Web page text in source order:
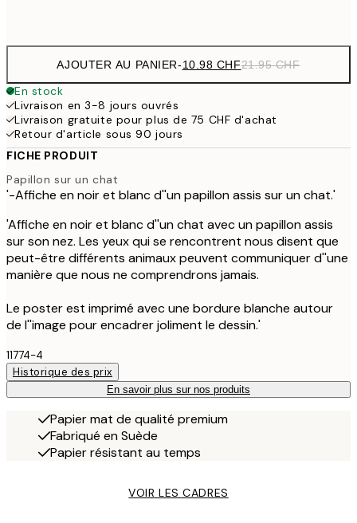
AJOUTER AU PANIER-10.98 CHF21.95 CHF
En stock
Livraison en 3-8 jours ouvrés
Livraison gratuite pour plus de 75 CHF d'achat
Retour d'article sous 90 jours
FICHE PRODUIT
Papillon sur un chat
'-Affiche en noir et blanc d''un papillon assis sur un chat.'
'Affiche en noir et blanc d''un chat avec un papillon assis
sur son nez. Les yeux qui se rencontrent nous disent que
peut-être différents animaux peuvent communiquer d''une
manière que nous ne comprendrons jamais.
Le poster est imprimé avec une bordure blanche autour
de l''image pour encadrer joliment le dessin.'
11774-4
Historique des prix
En savoir plus sur nos produits
Papier mat de qualité premium
Fabriqué en Suède
Papier résistant au temps
VOIR LES CADRES